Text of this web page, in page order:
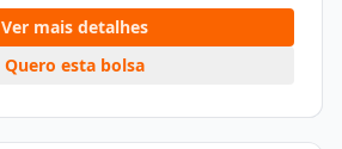
Ver mais detalhes
Quero esta bolsa